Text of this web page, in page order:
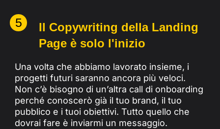
5
Il Copywriting della Landing
Page è solo l'inizio
Una volta che abbiamo lavorato insieme, i
progetti futuri saranno ancora più veloci.
Non c’è bisogno di un’altra call di onboarding
perché conoscerò già il tuo brand, il tuo
pubblico e i tuoi obiettivi. Tutto quello che
dovrai fare è inviarmi un messaggio.